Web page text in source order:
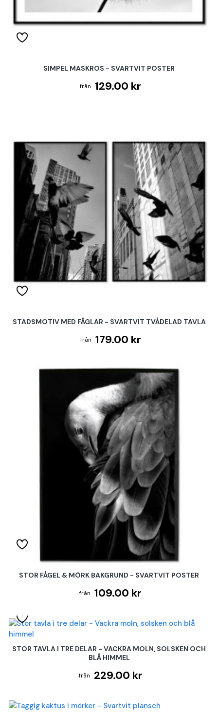
SIMPEL MASKROS - SVARTVIT POSTER
129.00 kr
STADSMOTIV MED FÅGLAR - SVARTVIT TVÅDELAD TAVLA
179.00 kr
STOR FÅGEL & MÖRK BAKGRUND - SVARTVIT POSTER
109.00 kr
STOR TAVLA I TRE DELAR - VACKRA MOLN, SOLSKEN OCH
BLÅ HIMMEL
229.00 kr